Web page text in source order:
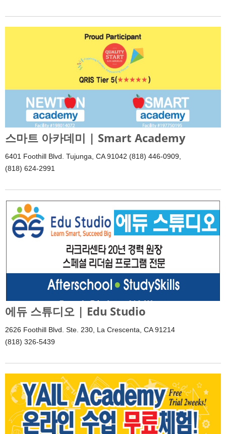
스마트 아카데미 | Smart Academy
6401 Foothill Blvd. Tujunga, CA 91042 (818) 446-0909,
(818) 624-2991
에듀 스튜디오 | Edu Studio
2626 Foothill Blvd. Ste. 230, La Crescenta, CA 91214
(818) 326-5439